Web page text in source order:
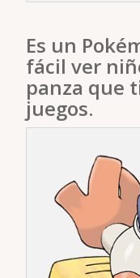
Es un
fácil ver
panza que
juegos.